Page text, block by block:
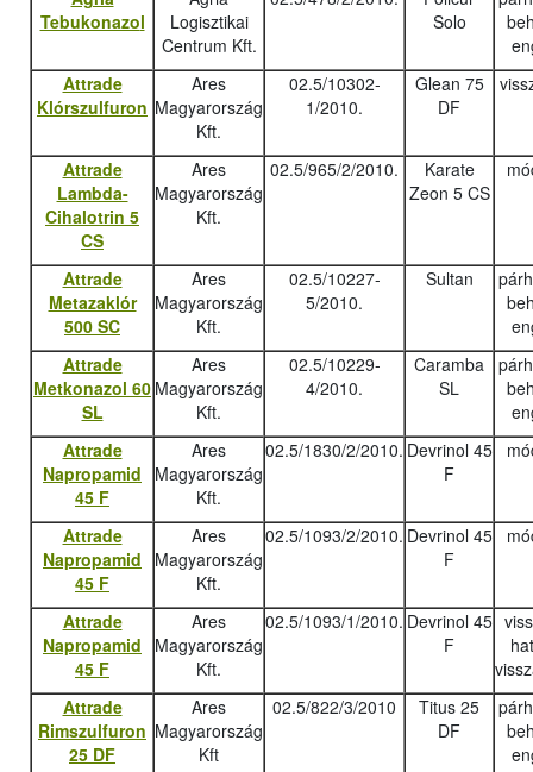
Tebukonazol
Logisztikai
Centrum Kft.
Solo
Attrade
Klórszulfuron
Ares
Magyarország
Kft.
02.5/10302-
1/2010.
Glean 75
DF
Attrade
Lambda-
Cihalotrin 5
CS
Ares
Magyarország
Kft.
02.5/965/2/2010.
Karate
Zeon 5 CS
Attrade
Metazaklór
500 SC
Ares
Magyarország
Kft.
02.5/10227-
5/2010.
Sultan
Attrade
Metkonazol 60
SL
Ares
Magyarország
Kft.
02.5/10229-
4/2010.
Caramba
SL
Attrade
Napropamid
45 F
Ares
Magyarország
Kft.
02.5/1830/2/2010. Devrinol 45
F
Attrade
Napropamid
45 F
Ares
Magyarország
Kft.
02.5/1093/2/2010. Devrinol 45
F
Attrade
Napropamid
45 F
Ares
Magyarország
Kft.
02.5/1093/1/2010. Devrinol 45
F
Attrade
Rimszulfuron
25 DF
Ares
Magyarország
Kft
02.5/822/3/2010
Titus 25
DF